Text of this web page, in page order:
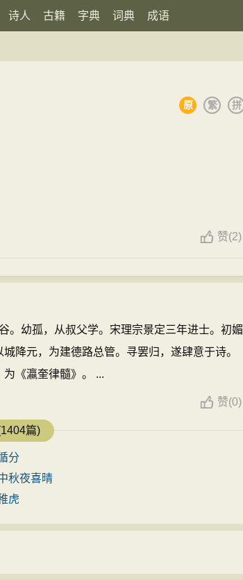
诗人 古籍 字典 词典 成语
拼
繁
原
赞(2)
。幼孤，从叔父学。宋理宗景定三年进士。初媚
降元，为建德路总管。寻罢归，遂肆意于诗。
《瀛奎律髓》。 ...
赞(0)
篇)
分
秋夜喜晴
虎